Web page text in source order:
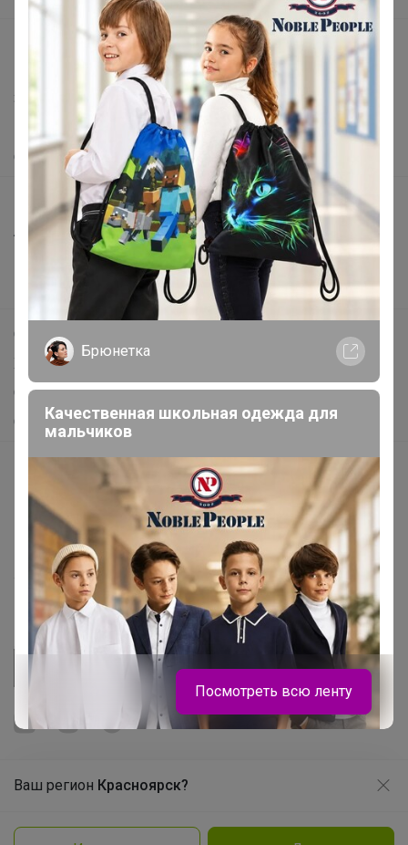
Ваш регион Красноярск?
support@24-ok.ru
Написать в поддержку
Защита покупателя
Помощь
О нас
Все предложения
Анонсы
Поддержка альпак
Самое выгодное
Хиты продаж
Самое желанное
Самое быстрое
Начать зарабатывать с 24-ok
Picabox.ru - Лучшее место для ваших изображений
Розыгрыш - Генератор случайных чисел
Пульс нашего маркетплейса
Укорачиватель ссылок
Политика конфиденциальности
Брюнетка
Качественная школьная одежда для
мальчиков
Брюнетка
Посмотреть всю ленту
Продолжая использовать этот сайт и нажимая кнопку